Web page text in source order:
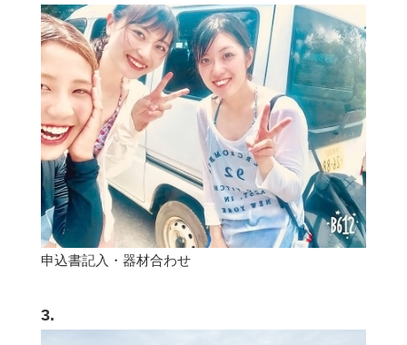
申込書記入・器材合わせ
3.